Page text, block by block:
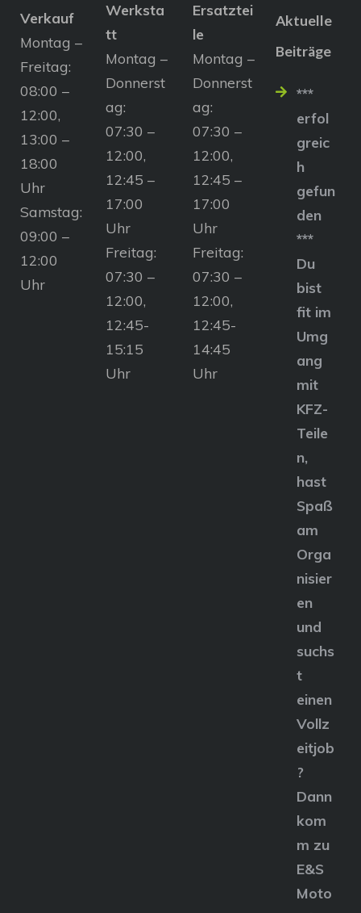
Verkauf
Montag –
Freitag:
08:00 –
12:00,
13:00 –
18:00
Uhr
Samstag:
09:00 –
12:00
Uhr
Werksta
tt
Montag –
Donnerst
ag:
07:30 –
12:00,
12:45 –
17:00
Uhr
Freitag:
07:30 –
12:00,
12:45-
15:15
Uhr
Ersatztei
le
Montag –
Donnerst
ag:
07:30 –
12:00,
12:45 –
17:00
Uhr
Freitag:
07:30 –
12:00,
12:45-
14:45
Uhr
Aktuelle
Beiträge
***
erfol
greic
h
gefun
den
***
Du
bist
fit im
Umg
ang
mit
KFZ-
Teile
n,
hast
Spaß
am
Orga
nisier
en
und
suchs
t
einen
Vollz
eitjob
?
Dann
kom
m zu
E&S
Moto